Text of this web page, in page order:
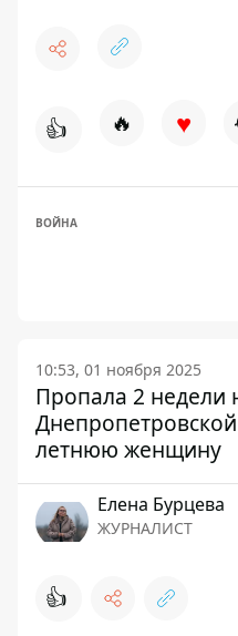
👍 🔥 ♥
ВОЙНА
10:53, 01 ноября 2025
Пропала 2 недели
летнюю женщину
Елена Бурцева
ЖУРНАЛИСТ
👍